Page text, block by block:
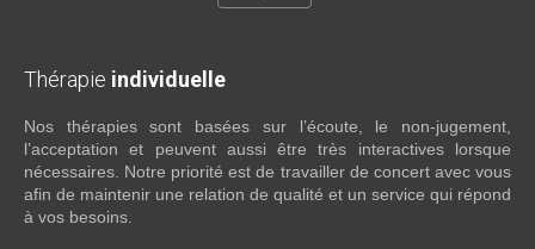
Thérapie individuelle
Nos thérapies sont basées sur l’écoute, le non-jugement,
l’acceptation et peuvent aussi être très interactives lorsque
nécessaires. Notre priorité est de travailler de concert avec vous
afin de maintenir une relation de qualité et un service qui répond
à vos besoins.